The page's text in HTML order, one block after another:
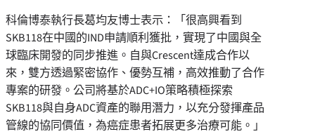
科倫博泰執行長葛均友博士表示：
「很高興看到
SKB118在中國的IND申請順利獲批，實現了中國與全
球臨床開發的同步推進。自與Crescent達成合作以
來，雙方透過緊密協作、優勢互補，高效推動了合作
專案的研發。公司將基於ADC+IO策略積極探索
SKB118與自身ADC資產的聯用潛力，以充分發揮產品
管線的協同價值，為癌症患者拓展更多治療可能。 」